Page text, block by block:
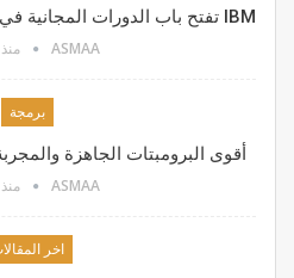
IBM تفتح باب الدورات المجانية في الذكاء الاصطناعي والأمن…
ASMAA منذ
برمجة
أقوى البرومبتات الجاهزة
ASMAA منذ
اخر